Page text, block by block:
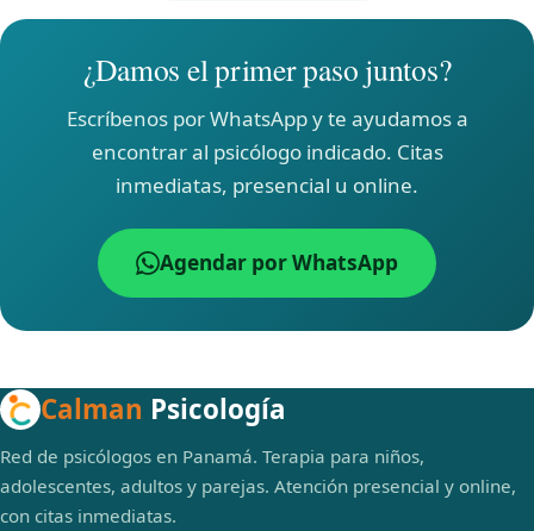
¿Damos el primer paso juntos?
Escríbenos por WhatsApp y te ayudamos a
encontrar al psicólogo indicado. Citas
inmediatas, presencial u online.
Agendar por WhatsApp
Calman Psicología
Red de psicólogos en Panamá. Terapia para niños,
adolescentes, adultos y parejas. Atención presencial y online,
con citas inmediatas.